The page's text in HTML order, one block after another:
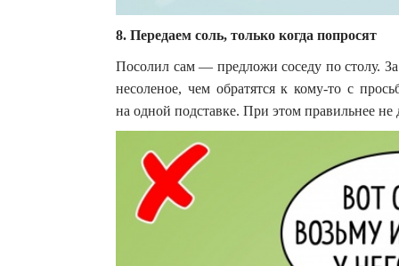
8. Передаем соль, только когда попросят
Посолил сам — предложи соседу по столу. За
несоленое, чем обратятся к кому-то с
на одной подставке. При этом правильнее не